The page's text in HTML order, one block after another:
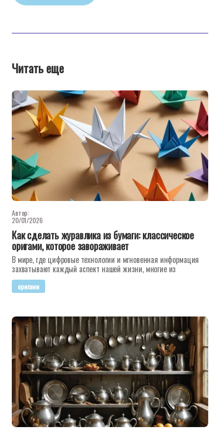
Читать еще
Автор:
20/01/2026
Как сделать журавлика из бумаги: классическое
оригами, которое завораживает
В мире, где цифровые технологии и мгновенная информация
захватывают каждый аспект нашей жизни, многие из
оригами